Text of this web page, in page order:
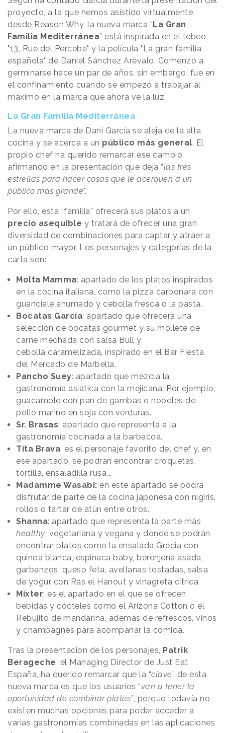
proyecto, a la que hemos asistido virtualmente
desde Reason Why, la nueva marca “La Gran
Familia Mediterránea” está inspirada en el tebeo
"13, Rue del Percebe" y la película "La gran familia
española" de Daniel Sánchez Arévalo. Comenzó a
germinarse hace un par de años, sin embargo, fue en
el confinamiento cuando se empezó a trabajar al
máximo en la marca que ahora ve la luz.
La Gran Familia Mediterránea
La nueva marca de Dani García se aleja de la alta
cocina y se acerca a un público más general. El
propio chef ha querido remarcar ese cambio,
afirmando en la presentación que deja “las tres
estrellas para hacer cosas que le acerquen a un
público más grande".
Por ello, esta “familia” ofrecerá sus platos a un
precio asequible y tratará de ofrecer una gran
diversidad de combinaciones para captar y atraer a
un público mayor. Los personajes y categorías de la
carta son:
Molta Mamma: apartado de los platos inspirados
en la cocina italiana, como la pizza carbonara con
guanciale ahumado y cebolla fresca o la pasta.
Bocatas García: apartado que ofrecerá una
selección de bocatas gourmet y su mollete de
carne mechada con salsa Bull y
cebolla caramelizada, inspirado en el Bar Fiesta
del Mercado de Marbella.
Pancho Suey: apartado que mezcla la
gastronomía asiática con la mejicana. Por ejemplo,
guacamole con pan de gambas o noodles de
pollo marino en soja con verduras.
Sr. Brasas: apartado que representa a la
gastronomía cocinada a la barbacoa.
Tita Brava: es el personaje favorito del chef y, en
ese apartado, se podrán encontrar croquetas,
tortilla, ensaladilla rusa...
Madamme Wasabi: en este apartado se podrá
disfrutar de parte de la cocina japonesa con nigiris,
rollos o tartar de atún entre otros.
Shanna: apartado que representa la parte más
healthy, vegetariana y vegana y donde se podrán
encontrar platos como la ensalada Grecia con
quinoa blanca, espinaca baby, berenjena asada,
garbanzos, queso feta, avellanas tostadas, salsa
de yogur con Ras el Hanout y vinagreta cítrica.
Mixter: es el apartado en el que se ofrecen
bebidas y cócteles como el Arizona Cotton o el
Rebujito de mandarina, además de refrescos, vinos
y champagnes para acompañar la comida.
Tras la presentación de los personajes, Patrik
Berageche, el Managing Director de Just Eat
España, ha querido remarcar que la “clave” de esta
nueva marca es que los usuarios “van a tener la
oportunidad de combinar platos”, porque todavía no
existen muchas opciones para poder acceder a
varias gastronomías combinadas en las aplicaciones